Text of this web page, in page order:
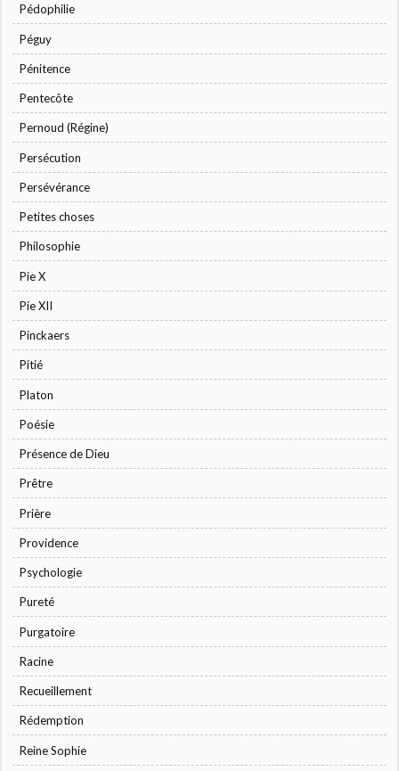
Pédophilie
Péguy
Pénitence
Pentecôte
Pernoud (Régine)
Persécution
Persévérance
Petites choses
Philosophie
Pie X
Pie XII
Pinckaers
Pitié
Platon
Poésie
Présence de Dieu
Prêtre
Prière
Providence
Psychologie
Pureté
Purgatoire
Racine
Recueillement
Rédemption
Reine Sophie